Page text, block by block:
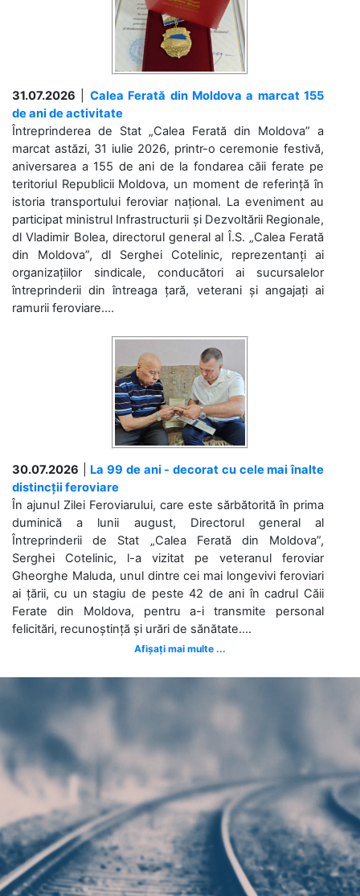
31.07.2026
Calea Ferată din Moldova a marcat 155
de ani de activitate
Întreprinderea de Stat „Calea Ferată din Moldova” a
marcat astăzi, 31 iulie 2026, printr-o ceremonie festivă,
aniversarea a 155 de ani de la fondarea căii ferate pe
teritoriul Republicii Moldova, un moment de referință în
istoria transportului feroviar național. La eveniment au
participat ministrul Infrastructurii și Dezvoltării Regionale,
dl Vladimir Bolea, directorul general al Î.S. „Calea Ferată
din Moldova”, dl Serghei Cotelinic, reprezentanți ai
organizațiilor sindicale, conducători ai sucursalelor
întreprinderii din întreaga țară, veterani și angajați ai
ramurii feroviare....
30.07.2026
La 99 de ani - decorat cu cele mai înalte
distincții feroviare
În ajunul Zilei Feroviarului, care este sărbătorită în prima
duminică a lunii august, Directorul general al
Întreprinderii de Stat „Calea Ferată din Moldova”,
Serghei Cotelinic, l-a vizitat pe veteranul feroviar
Gheorghe Maluda, unul dintre cei mai longevivi feroviari
ai țării, cu un stagiu de peste 42 de ani în cadrul Căii
Ferate din Moldova, pentru a-i transmite personal
felicitări, recunoștință și urări de sănătate....
Afișați mai multe ...